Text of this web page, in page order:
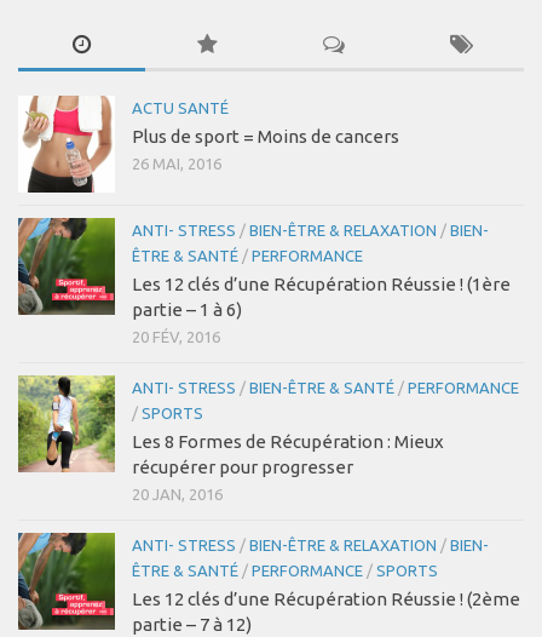
ACTU SANTÉ
Plus de sport = Moins de cancers
26 MAI, 2016
ANTI- STRESS / BIEN-ÊTRE & RELAXATION / BIEN-
ÊTRE & SANTÉ / PERFORMANCE
Les 12 clés d’une Récupération Réussie ! (1ère
partie – 1 à 6)
20 FÉV, 2016
ANTI- STRESS / BIEN-ÊTRE & SANTÉ / PERFORMANCE
/ SPORTS
Les 8 Formes de Récupération : Mieux
récupérer pour progresser
20 JAN, 2016
ANTI- STRESS / BIEN-ÊTRE & RELAXATION / BIEN-
ÊTRE & SANTÉ / PERFORMANCE / SPORTS
Les 12 clés d’une Récupération Réussie ! (2ème
partie – 7 à 12)